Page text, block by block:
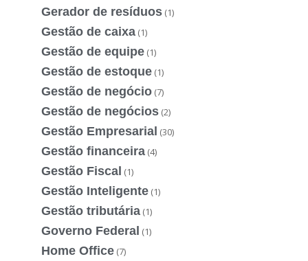
Gerador de resíduos (1)
Gestão de caixa (1)
Gestão de equipe (1)
Gestão de estoque (1)
Gestão de negócio (7)
Gestão de negócios (2)
Gestão Empresarial (30)
Gestão financeira (4)
Gestão Fiscal (1)
Gestão Inteligente (1)
Gestão tributária (1)
Governo Federal (1)
Home Office (7)